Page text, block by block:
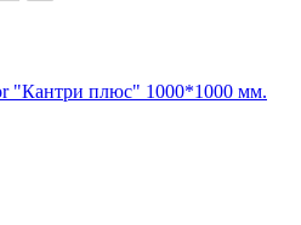
"Кантри плюс" 1000*1000 мм.